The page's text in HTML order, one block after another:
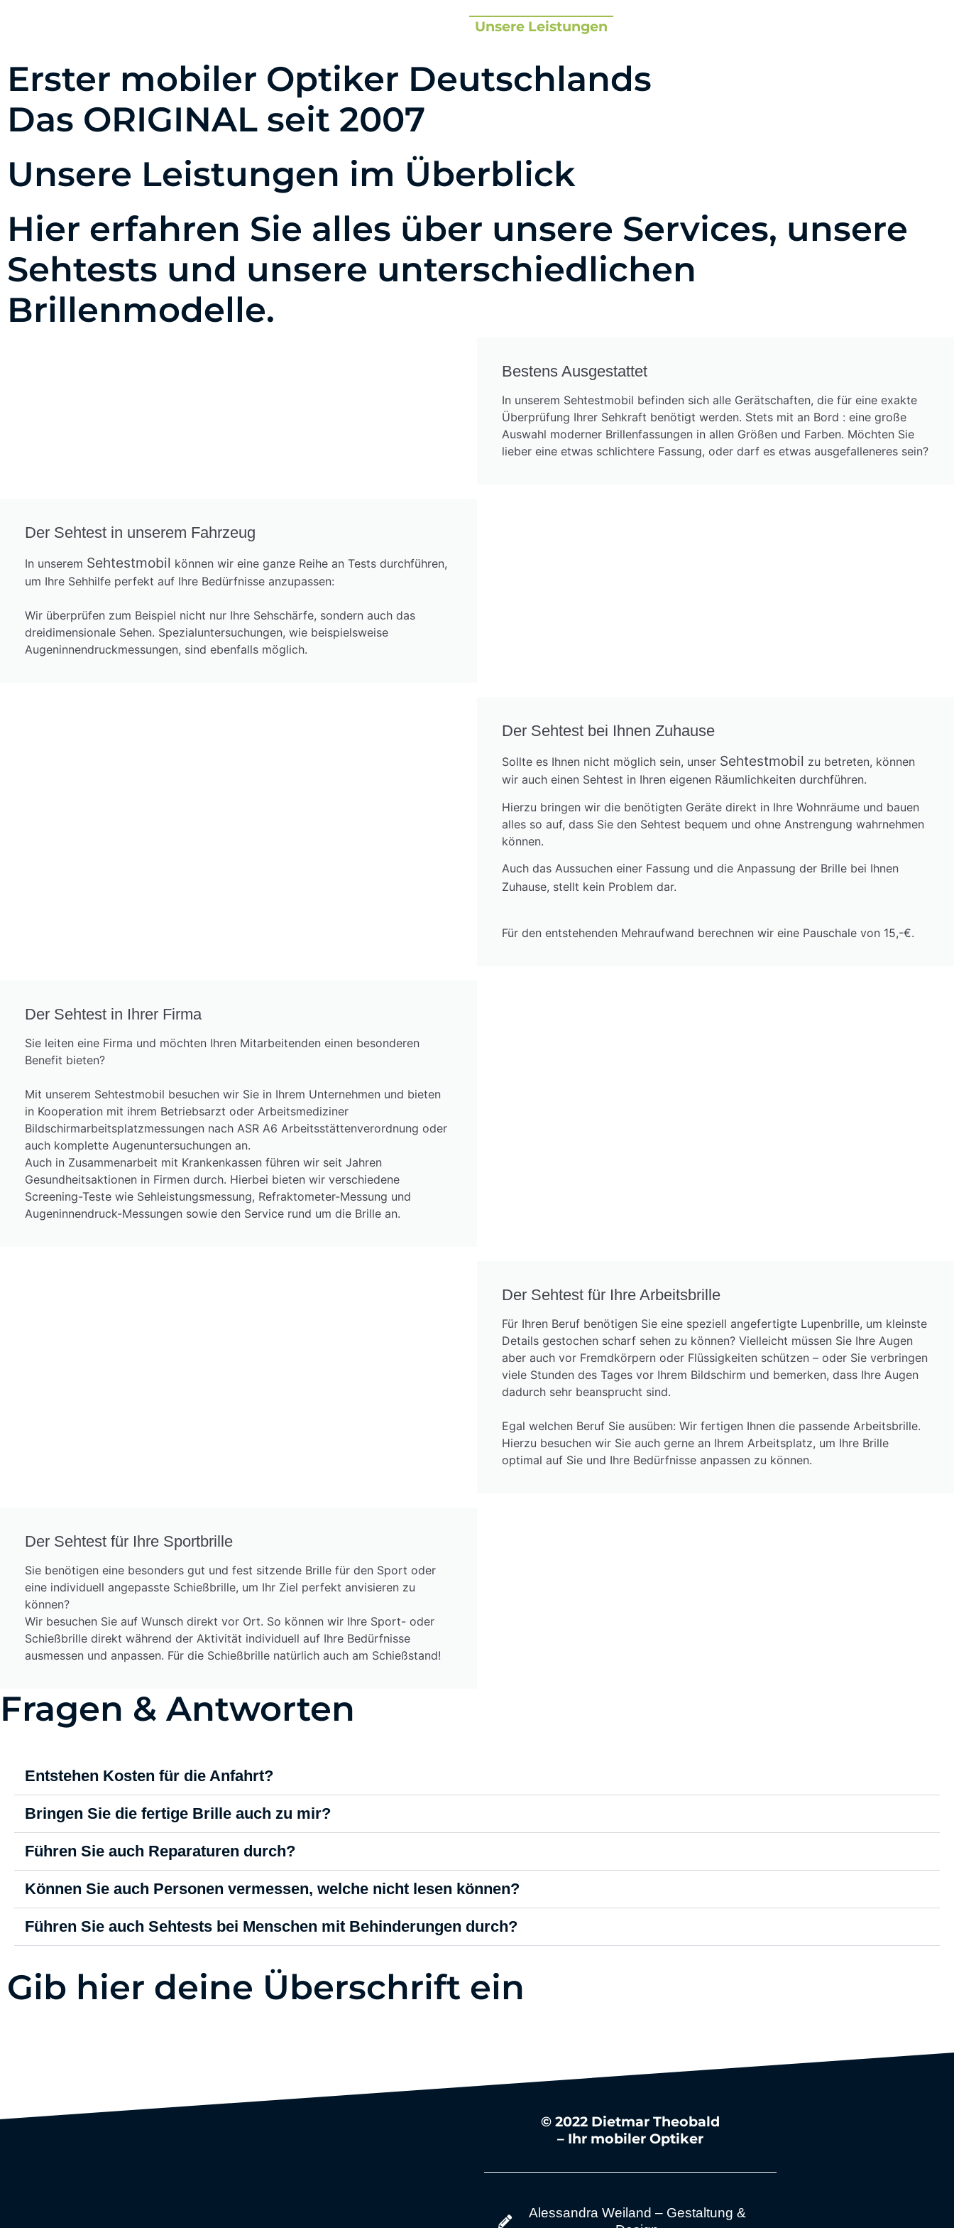
Unsere Leistungen
Erster mobiler Optiker Deutschlands
Das ORIGINAL seit 2007
Unsere Leistungen im Überblick
Hier erfahren Sie alles über unsere Services, unsere
Sehtests und unsere unterschiedlichen
Brillenmodelle.
Bestens Ausgestattet
In unserem Sehtestmobil befinden sich alle Gerätschaften, die für eine exakte
Überprüfung Ihrer Sehkraft benötigt werden. Stets mit an Bord : eine große
Auswahl moderner Brillenfassungen in allen Größen und Farben. Möchten Sie
lieber eine etwas schlichtere Fassung, oder darf es etwas ausgefalleneres sein?
Der Sehtest in unserem Fahrzeug
In unserem Sehtestmobil können wir eine ganze Reihe an Tests durchführen,
um Ihre Sehhilfe perfekt auf Ihre Bedürfnisse anzupassen:
Wir überprüfen zum Beispiel nicht nur Ihre Sehschärfe, sondern auch das
dreidimensionale Sehen. Spezialuntersuchungen, wie beispielsweise
Augeninnendruckmessungen, sind ebenfalls möglich.
Der Sehtest bei Ihnen Zuhause
Sollte es Ihnen nicht möglich sein, unser Sehtestmobil zu betreten, können
wir auch einen Sehtest in Ihren eigenen Räumlichkeiten durchführen.
Hierzu bringen wir die benötigten Geräte direkt in Ihre Wohnräume und bauen
alles so auf, dass Sie den Sehtest bequem und ohne Anstrengung wahrnehmen
können.
Auch das Aussuchen einer Fassung und die Anpassung der Brille bei Ihnen
Zuhause, stellt kein Problem dar.
Für den entstehenden Mehraufwand berechnen wir eine Pauschale von 15,-€.
Der Sehtest in Ihrer Firma
Sie leiten eine Firma und möchten Ihren Mitarbeitenden einen besonderen
Benefit bieten?
Mit unserem Sehtestmobil besuchen wir Sie in Ihrem Unternehmen und bieten
in Kooperation mit ihrem Betriebsarzt oder Arbeitsmediziner
Bildschirmarbeitsplatzmessungen nach ASR A6 Arbeitsstättenverordnung oder
auch komplette Augenuntersuchungen an.
Auch in Zusammenarbeit mit Krankenkassen führen wir seit Jahren
Gesundheitsaktionen in Firmen durch. Hierbei bieten wir verschiedene
Screening-Teste wie Sehleistungsmessung, Refraktometer-Messung und
Augeninnendruck-Messungen sowie den Service rund um die Brille an.
Der Sehtest für Ihre Arbeitsbrille
Für Ihren Beruf benötigen Sie eine speziell angefertigte Lupenbrille, um kleinste
Details gestochen scharf sehen zu können? Vielleicht müssen Sie Ihre Augen
aber auch vor Fremdkörpern oder Flüssigkeiten schützen – oder Sie verbringen
viele Stunden des Tages vor Ihrem Bildschirm und bemerken, dass Ihre Augen
dadurch sehr beansprucht sind.
Egal welchen Beruf Sie ausüben: Wir fertigen Ihnen die passende Arbeitsbrille.
Hierzu besuchen wir Sie auch gerne an Ihrem Arbeitsplatz, um Ihre Brille
optimal auf Sie und Ihre Bedürfnisse anpassen zu können.
Der Sehtest für Ihre Sportbrille
Sie benötigen eine besonders gut und fest sitzende Brille für den Sport oder
eine individuell angepasste Schießbrille, um Ihr Ziel perfekt anvisieren zu
können?
Wir besuchen Sie auf Wunsch direkt vor Ort. So können wir Ihre Sport- oder
Schießbrille direkt während der Aktivität individuell auf Ihre Bedürfnisse
ausmessen und anpassen. Für die Schießbrille natürlich auch am Schießstand!
Fragen & Antworten
Entstehen Kosten für die Anfahrt?
Bringen Sie die fertige Brille auch zu mir?
Führen Sie auch Reparaturen durch?
Können Sie auch Personen vermessen, welche nicht lesen können?
Führen Sie auch Sehtests bei Menschen mit Behinderungen durch?
Gib hier deine Überschrift ein
© 2022 Dietmar Theobald
– Ihr mobiler Optiker
Alessandra Weiland – Gestaltung &